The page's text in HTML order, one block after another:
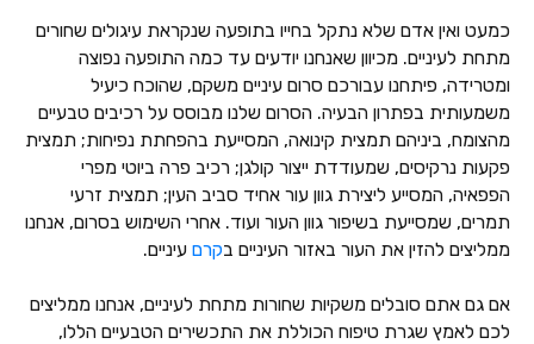
כמעט ואין אדם שלא נתקל בחייו בתופעה שנקראת עיגולים שחורים
מתחת לעיניים. מכיוון שאנחנו יודעים עד כמה התופעה נפוצה
ומטרידה, פיתחנו עבורכם סרום עיניים משקם, שהוכח כיעיל
משמעותית בפתרון הבעיה. הסרום שלנו מבוסס על רכיבים טבעיים
מהצומח, ביניהם תמצית קינואה, המסייעת בהפחתת נפיחות; תמצית
פקעות נרקיסים, שמעודדת ייצור קולגן; רכיב פרה ביוטי מפרי
הפפאיה, המסייע ליצירת גוון עור אחיד סביב העין; תמצית זרעי
תמרים, שמסייעת בשיפור גוון העור ועוד. אחרי השימוש בסרום, אנחנו
ממליצים להזין את העור באזור העיניים בקרם עיניים.
אם גם אתם סובלים משקיות שחורות מתחת לעיניים, אנחנו ממליצים
לכם לאמץ שגרת טיפוח הכוללת את התכשירים הטבעיים הללו,